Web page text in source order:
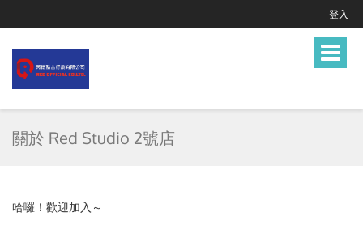
登入
Toggle
關於 Red Studio 2號店
哈囉！歡迎加入～